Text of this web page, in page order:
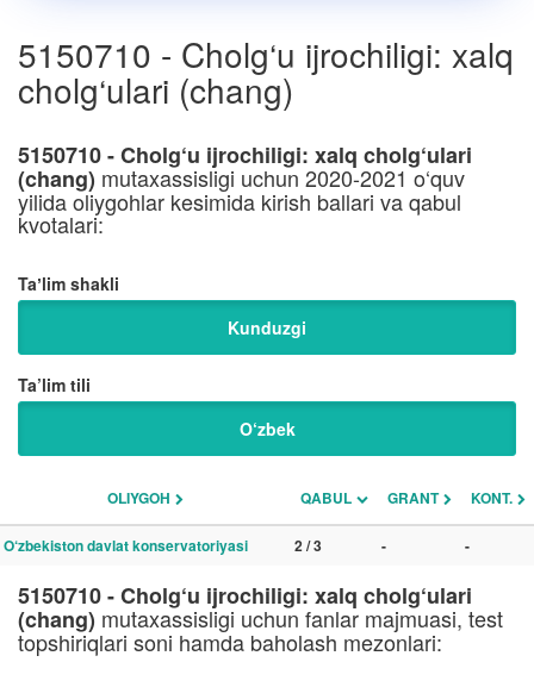
5150710 - Cholg‘u ijrochiligi: xalq
cholg‘ulari (chang)
5150710 - Cholg‘u ijrochiligi: xalq cholg‘ulari
(chang) mutaxassisligi uchun 2020-2021 o‘quv
yilida oliygohlar kesimida kirish ballari va qabul
kvotalari:
Taʼlim shakli
Kunduzgi
Ta’lim tili
O‘zbek
OLIYGOH QABUL GRANT KONT.
O‘zbekiston davlat konservatoriyasi 2 / 3 - -
5150710 - Cholg‘u ijrochiligi: xalq cholg‘ulari
(chang) mutaxassisligi uchun fanlar majmuasi, test
topshiriqlari soni hamda baholash mezonlari: